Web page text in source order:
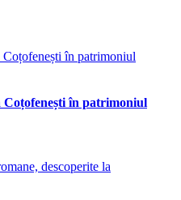
în patrimoniul